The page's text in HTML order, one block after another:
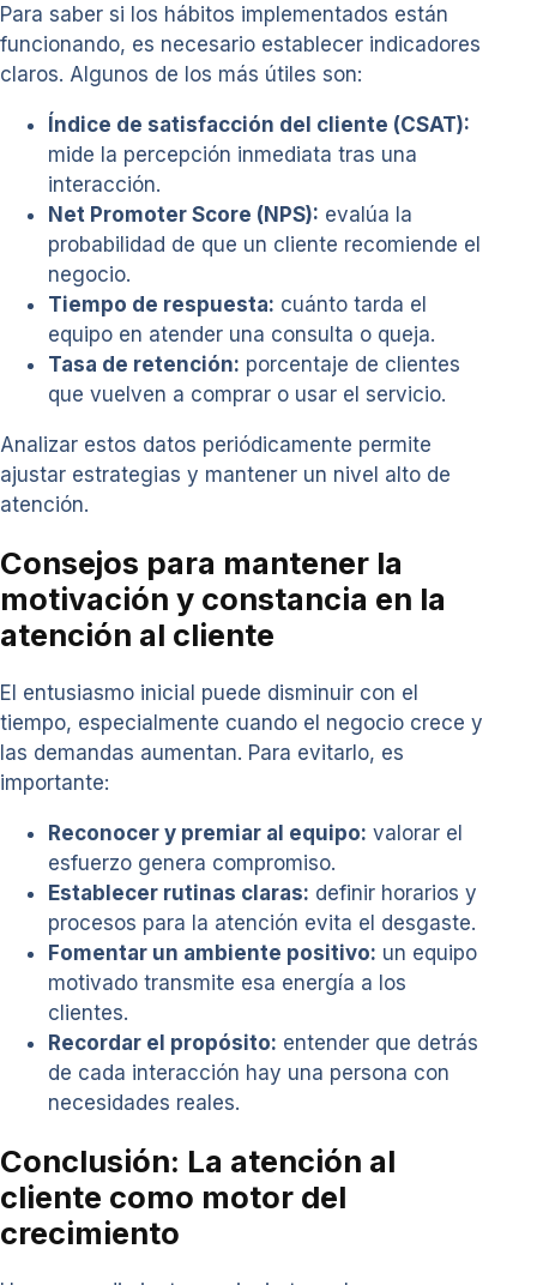
Para saber si los hábitos implementados están
funcionando, es necesario establecer indicadores
claros. Algunos de los más útiles son:
Índice de satisfacción del cliente (CSAT):
mide la percepción inmediata tras una
interacción.
Net Promoter Score (NPS): evalúa la
probabilidad de que un cliente recomiende el
negocio.
Tiempo de respuesta: cuánto tarda el
equipo en atender una consulta o queja.
Tasa de retención: porcentaje de clientes
que vuelven a comprar o usar el servicio.
Analizar estos datos periódicamente permite
ajustar estrategias y mantener un nivel alto de
atención.
Consejos para mantener la
motivación y constancia en la
atención al cliente
El entusiasmo inicial puede disminuir con el
tiempo, especialmente cuando el negocio crece y
las demandas aumentan. Para evitarlo, es
importante:
Reconocer y premiar al equipo: valorar el
esfuerzo genera compromiso.
Establecer rutinas claras: definir horarios y
procesos para la atención evita el desgaste.
Fomentar un ambiente positivo: un equipo
motivado transmite esa energía a los
clientes.
Recordar el propósito: entender que detrás
de cada interacción hay una persona con
necesidades reales.
Conclusión: La atención al
cliente como motor del
crecimiento